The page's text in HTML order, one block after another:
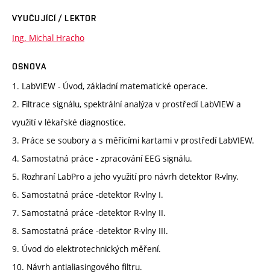
VYUČUJÍCÍ / LEKTOR
Ing. Michal Hracho
OSNOVA
1. LabVIEW - Úvod, základní matematické operace.
2. Filtrace signálu, spektrální analýza v prostředí LabVIEW a
využití v lékařské diagnostice.
3. Práce se soubory a s měřicími kartami v prostředí LabVIEW.
4. Samostatná práce - zpracování EEG signálu.
5. Rozhraní LabPro a jeho využití pro návrh detektor R-vlny.
6. Samostatná práce -detektor R-vlny I.
7. Samostatná práce -detektor R-vlny II.
8. Samostatná práce -detektor R-vlny III.
9. Úvod do elektrotechnických měření.
10. Návrh antialiasingového filtru.